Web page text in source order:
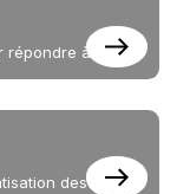
répondre à vos
des